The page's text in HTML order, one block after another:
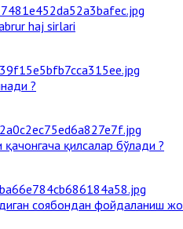
haj sirlari
?
қилсалар бўлади ?
соябондан фойдаланиш